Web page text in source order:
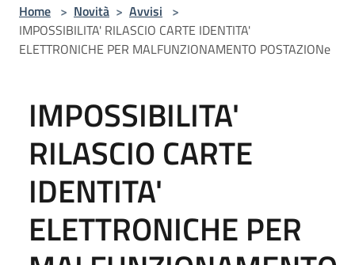
Home > Novità > Avvisi >
IMPOSSIBILITA' RILASCIO CARTE IDENTITA'
ELETTRONICHE PER MALFUNZIONAMENTO POSTAZIONe
IMPOSSIBILITA'
RILASCIO CARTE
IDENTITA'
ELETTRONICHE PER